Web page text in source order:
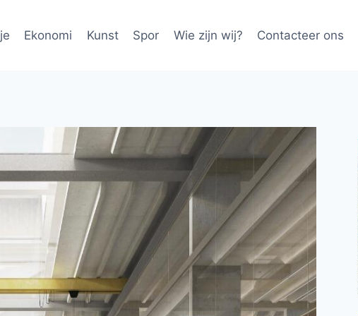
Ekonomi Kunst Spor Wie zijn wij? Contacteer ons